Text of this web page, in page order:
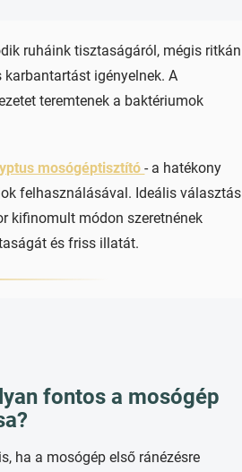
ruháink tisztaságáról, mégis ritkán
igényelnek. A
teremtenek a baktériumok
mosógéptisztító- a hatékony
felhasználásával. Ideális választás
kifinomult módon szeretnének
és friss illatát.
fontos a mosógép
ha a mosógép első ránézésre